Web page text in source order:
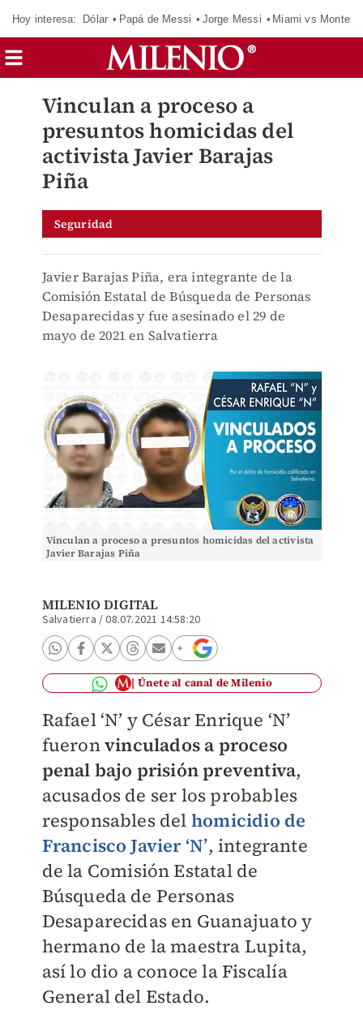
Hoy interesa: Dólar Papá de Messi Jorge Messi Miami vs
Vinculan a proceso a
presuntos homicidas del
activista Javier Barajas
Piña
Seguridad
Javier Barajas Piña, era integrante de la
Comisión Estatal de Búsqueda de Personas
Desaparecidas y fue asesinado el 29 de
mayo de 2021 en Salvatierra
Vinculan a proceso a presuntos homicidas del activista
Javier Barajas Piña
MILENIO DIGITAL
Salvatierra /08.07.2021 14:58:20
Únete al canal de Milenio
Rafael ‘N’ y César Enrique ‘N’
fueronvinculados a proceso
penal bajo prisión preventiva,
acusados de ser los probables
responsables del homicidio de
Francisco Javier ‘N’, integrante
de la Comisión Estatal de
Búsqueda de Personas
Desaparecidas en Guanajuato y
hermano de la maestra Lupita,
así lo dio a conoce la Fiscalía
General del Estado.